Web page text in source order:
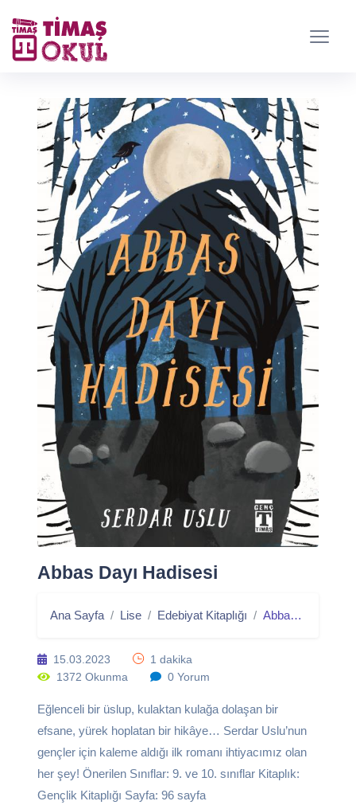
Abbas Dayı Hadisesi
Ana Sayfa Lise Edebiyat Kitaplığı Abbas Dayı Hadisesi
15.03.2023
1 dakika
1372 Okunma
0 Yorum
Eğlenceli bir üslup, kulaktan kulağa dolaşan bir
efsane, yürek hoplatan bir hikâye… Serdar Uslu’nun
gençler için kaleme aldığı ilk romanı ihtiyacımız olan
her şey! Önerilen Sınıflar: 9. ve 10. sınıflar Kitaplık:
Gençlik Kitaplığı Sayfa: 96 sayfa